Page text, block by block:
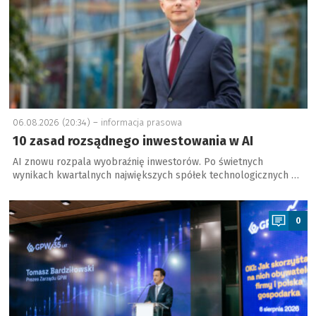
06.08.2026 (20:34) – informacja prasowa
10 zasad rozsądnego inwestowania w AI
AI znowu rozpala wyobraźnię inwestorów. Po świetnych
wynikach kwartalnych największych spółek technologicznych …
a
0